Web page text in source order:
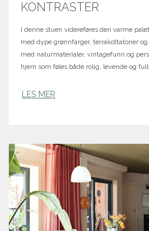
KONTRASTER
I denne stuen videreføres den varme
med dype grønnfarger, terrakottatoner
med naturmaterialer, vintagefunn og
hjem som føles både rolig, levende og
LES MER